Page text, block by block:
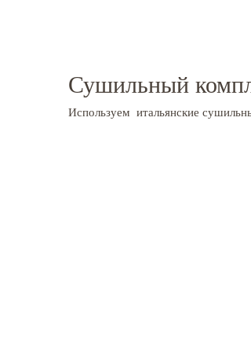
Сушильный
Используем итальянские